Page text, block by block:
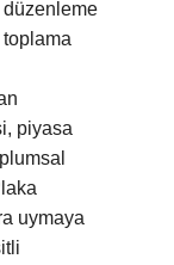
düzenleme
piyasa
uymaya